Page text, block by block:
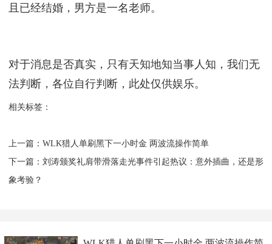
前几天很火的湖南长沙美女局长李某萍，只是被曝光
传‬出来了‬高清‬视频‬！而且‬流传了‬两次‬！两段视频顿时
燃爆全网，把张津瑜送上了风口浪尖。
当初这个事情发生后至现在，张津瑜没有回应过一